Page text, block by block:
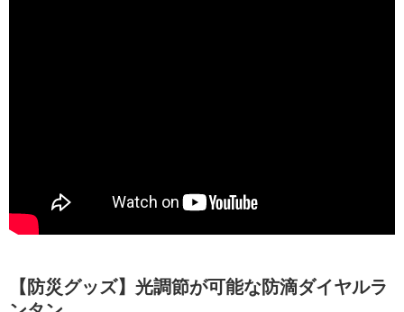
【防災グッズ】光調節が可能な防滴ダイヤルラ